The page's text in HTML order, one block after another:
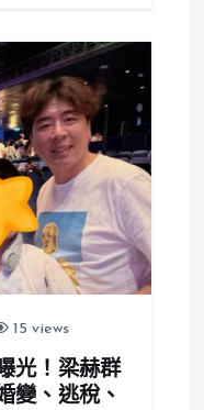
15 views
光！梁赫群
變、逃稅、